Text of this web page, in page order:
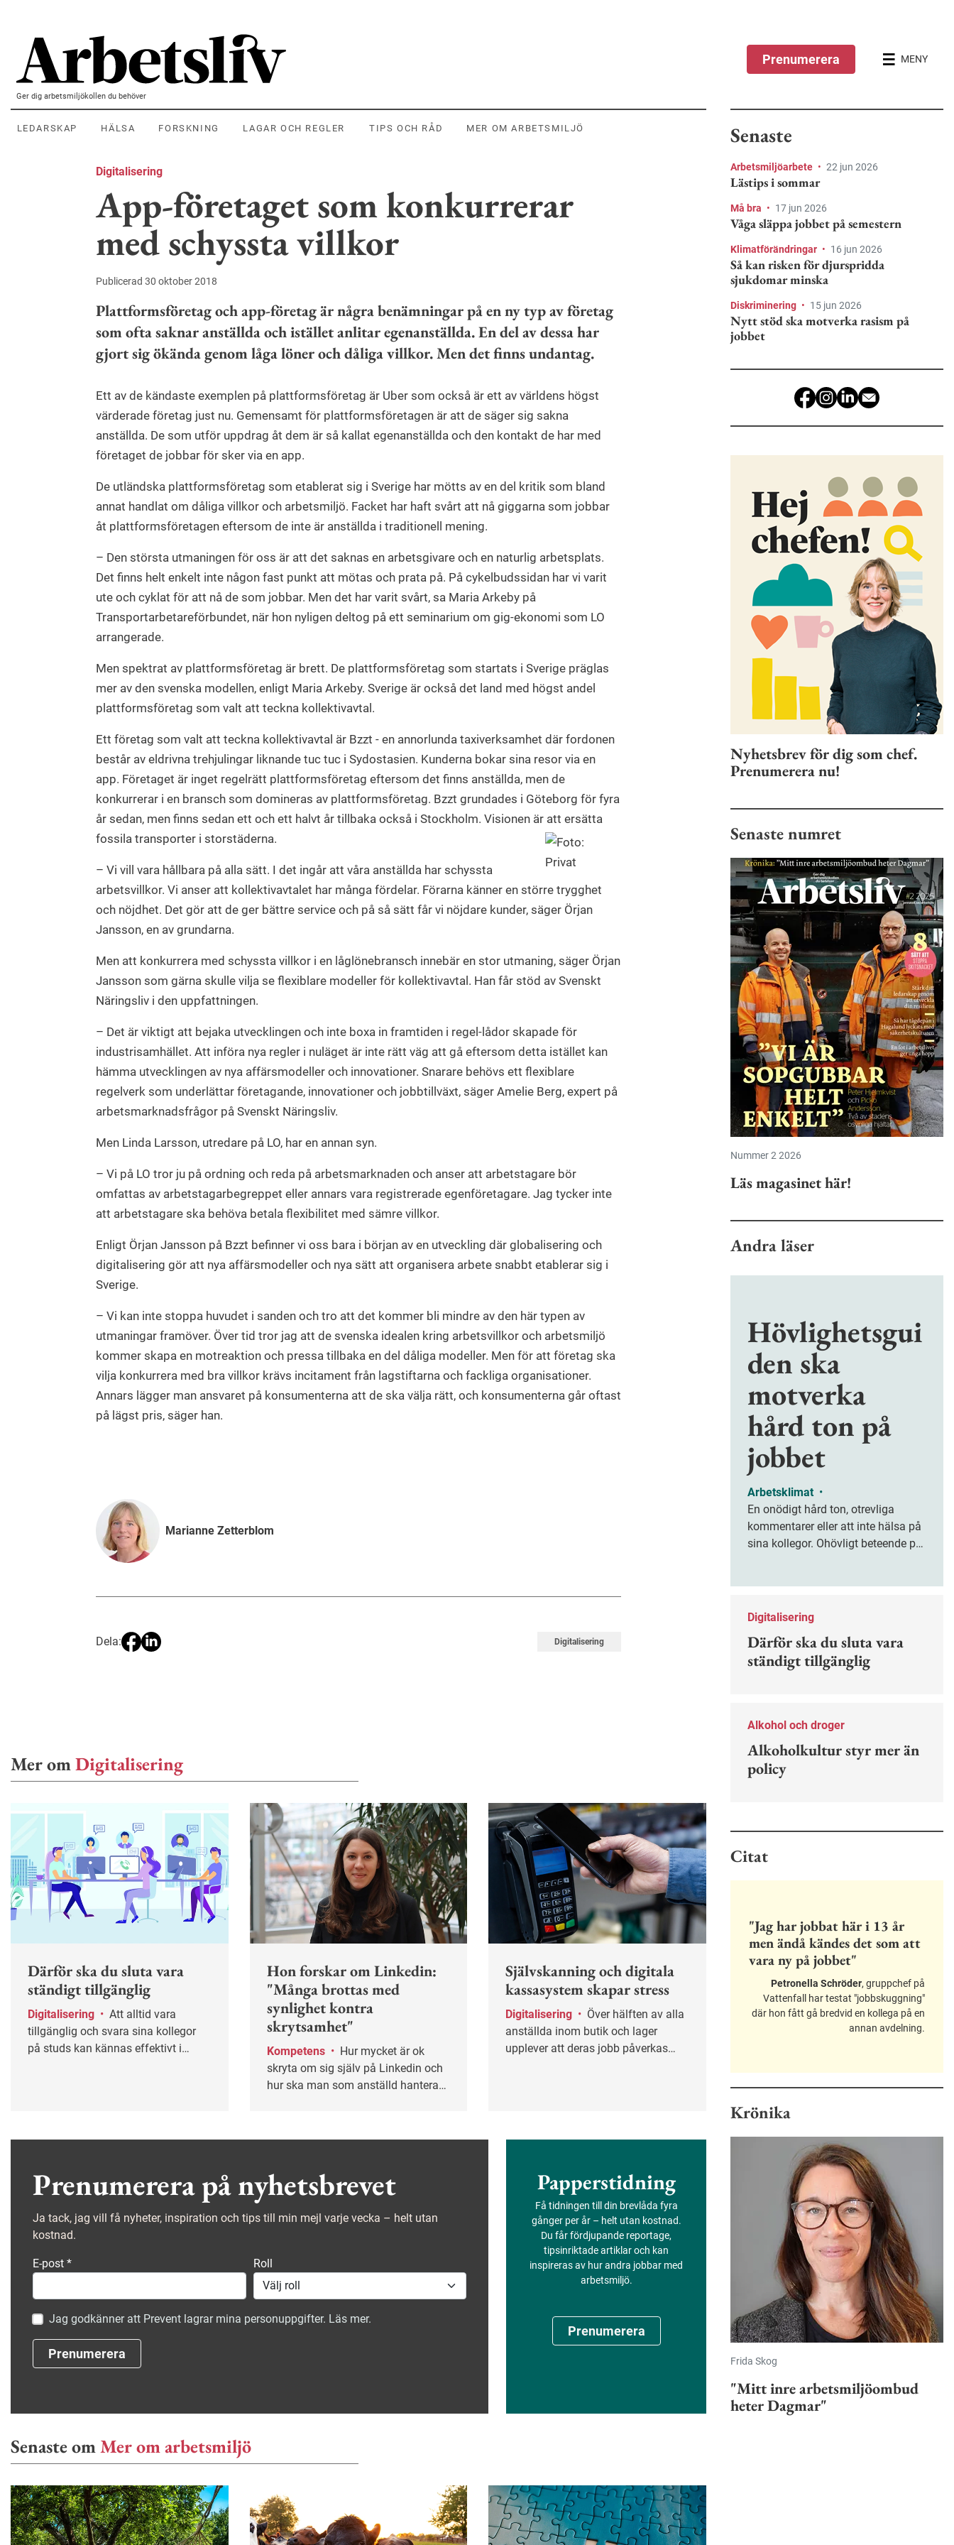
Ger dig arbetsmiljökollen du behöver
LEDARSKAP HÄLSA FORSKNING LAGAR OCH REGLER TIPS OCH RÅD MER OM ARBETSMILJÖ
Prenumerera MENY
Digitalisering
App-företaget som konkurrerar
med schyssta villkor
Publicerad 30 oktober 2018
Plattformsföretag och app-företag är några benämningar på en ny typ av företag
som ofta saknar anställda och istället anlitar egenanställda. En del av dessa har
gjort sig ökända genom låga löner och dåliga villkor. Men det finns undantag.
Ett av de kändaste exemplen på plattformsföretag är Uber som också är ett av världens högst
värderade företag just nu. Gemensamt för plattformsföretagen är att de säger sig sakna
anställda. De som utför uppdrag åt dem är så kallat egenanställda och den kontakt de har med
företaget de jobbar för sker via en app.
De utländska plattformsföretag som etablerat sig i Sverige har mötts av en del kritik som bland
annat handlat om dåliga villkor och arbetsmiljö. Facket har haft svårt att nå giggarna som jobbar
åt plattformsföretagen eftersom de inte är anställda i traditionell mening.
– Den största utmaningen för oss är att det saknas en arbetsgivare och en naturlig arbetsplats.
Det finns helt enkelt inte någon fast punkt att mötas och prata på. På cykelbudssidan har vi varit
ute och cyklat för att nå de som jobbar. Men det har varit svårt, sa Maria Arkeby på
Transportarbetareförbundet, när hon nyligen deltog på ett seminarium om gig-ekonomi som LO
arrangerade.
Men spektrat av plattformsföretag är brett. De plattformsföretag som startats i Sverige präglas
mer av den svenska modellen, enligt Maria Arkeby. Sverige är också det land med högst andel
plattformsföretag som valt att teckna kollektivavtal.
Ett företag som valt att teckna kollektivavtal är Bzzt - en annorlunda taxiverksamhet där fordonen
består av eldrivna trehjulingar liknande tuc tuc i Sydostasien. Kunderna bokar sina resor via en
app. Företaget är inget regelrätt plattformsföretag eftersom det finns anställda, men de
konkurrerar i en bransch som domineras av plattformsföretag. Bzzt grundades i Göteborg för fyra
år sedan, men finns sedan ett och ett halvt år tillbaka också i Stockholm. Visionen är att ersätta
fossila transporter i storstäderna.
– Vi vill vara hållbara på alla sätt. I det ingår att våra anställda har schyssta
arbetsvillkor. Vi anser att kollektivavtalet har många fördelar. Förarna känner en större trygghet
och nöjdhet. Det gör att de ger bättre service och på så sätt får vi nöjdare kunder, säger Örjan
Jansson, en av grundarna.
Men att konkurrera med schyssta villkor i en låglönebransch innebär en stor utmaning, säger Örjan
Jansson som gärna skulle vilja se flexiblare modeller för kollektivavtal. Han får stöd av Svenskt
Näringsliv i den uppfattningen.
– Det är viktigt att bejaka utvecklingen och inte boxa in framtiden i regel-lådor skapade för
industrisamhället. Att införa nya regler i nuläget är inte rätt väg att gå eftersom detta istället kan
hämma utvecklingen av nya affärsmodeller och innovationer. Snarare behövs ett flexiblare
regelverk som underlättar företagande, innovationer och jobbtillväxt, säger Amelie Berg, expert på
arbetsmarknadsfrågor på Svenskt Näringsliv.
Men Linda Larsson, utredare på LO, har en annan syn.
– Vi på LO tror ju på ordning och reda på arbetsmarknaden och anser att arbetstagare bör
omfattas av arbetstagarbegreppet eller annars vara registrerade egenföretagare. Jag tycker inte
att arbetstagare ska behöva betala flexibilitet med sämre villkor.
Enligt Örjan Jansson på Bzzt befinner vi oss bara i början av en utveckling där globalisering och
digitalisering gör att nya affärsmodeller och nya sätt att organisera arbete snabbt etablerar sig i
Sverige.
– Vi kan inte stoppa huvudet i sanden och tro att det kommer bli mindre av den här typen av
utmaningar framöver. Över tid tror jag att de svenska idealen kring arbetsvillkor och arbetsmiljö
kommer skapa en motreaktion och pressa tillbaka en del dåliga modeller. Men för att företag ska
vilja konkurrera med bra villkor krävs incitament från lagstiftarna och fackliga organisationer.
Annars lägger man ansvaret på konsumenterna att de ska välja rätt, och konsumenterna går oftast
på lägst pris, säger han.
Marianne Zetterblom
Dela: Digitalisering
Mer omDigitalisering
Därför ska du sluta vara
ständigt tillgänglig
Digitalisering •
tillgänglig och svara sina kollegor
på studs kan kännas effektivt i
Hon forskar om Linkedin:
"Många brottas med
synlighet kontra
skrytsamhet"
Kompetens •
skryta om sig själv på Linkedin och
hur ska man som anställd hantera
Självskanning och digitala
kassasystem skapar stress
Digitalisering •
anställda inom butik och lager
upplever att deras jobb påverkas
Prenumerera på nyhetsbrevet
Ja tack, jag vill få nyheter, inspiration och tips till min mejl varje vecka – helt utan
kostnad.
E-post * Roll
Jag godkänner att Prevent lagrar mina personuppgifter. Läs mer.
Prenumerera
Papperstidning
Få tidningen till din brevlåda fyra
gånger per år – helt utan kostnad.
Du får fördjupande reportage,
tipsinriktade artiklar och kan
inspireras av hur andra jobbar med
arbetsmiljö.
Prenumerera
Senaste omMer om arbetsmiljö
Senaste
Arbetsmiljöarbete • 22 jun 2026
Lästips i sommar
Må bra • 17 jun 2026
Våga släppa jobbet på semestern
Klimatförändringar • 16 jun 2026
Så kan risken för djurspridda
sjukdomar minska
Diskriminering • 15 jun 2026
Nytt stöd ska motverka rasism på
jobbet
Nyhetsbrev för dig som chef.
Prenumerera nu!
Senaste numret
Nummer 2 2026
Läs magasinet här!
Andra läser
Hövlighetsgui
den ska
motverka
hård ton på
jobbet
Arbetsklimat •
En onödigt hård ton, otrevliga
kommentarer eller att inte hälsa på
sina kollegor. Ohövligt beteende på
förebygga ohövligt beteende på
Digitalisering
Därför ska du sluta vara
ständigt tillgänglig
Alkohol och droger
Alkoholkultur styr mer än
policy
Citat
"Jag har jobbat här i 13 år
men ändå kändes det som att
vara ny på jobbet"
Petronella Schröder, gruppchef på
Vattenfall har testat "jobbskuggning"
där hon fått gå bredvid en kollega på en
annan avdelning.
Krönika
Frida Skog
"Mitt inre arbetsmiljöombud
heter Dagmar"